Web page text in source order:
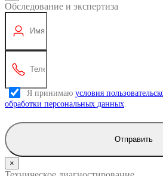
Обследование и экспертиза
Я принимаю условия
обработки персональных данных
Отправить
×